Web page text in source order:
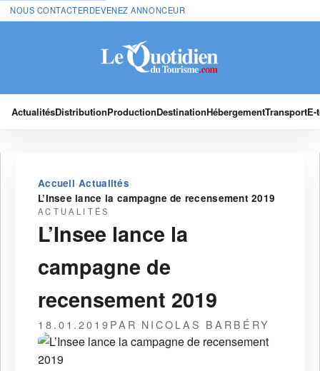
NOUS CONTACTERDEVENEZ ANNONCEUR
ActualitésDistributionProductionDestinationHébergementTransport
Accueil›Actualités›
L’Insee lance la campagne de recensement 2019
ACTUALITÉS
L’Insee lance la
campagne de
recensement 2019
18.01.2019PAR NICOLAS BARBÉRY